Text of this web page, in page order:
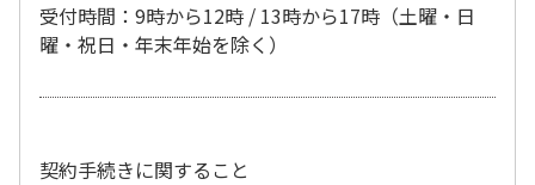
受付時間：9時から12時 / 13時から17時（土曜・日
曜・祝日・年末年始を除く）
契約手続きに関すること